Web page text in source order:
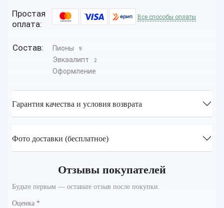
Простая
оплата:
Все способы оплаты
Состав: Пионы 9
Эвкаалипт 2
Оформление
Гарантия качества и условия возврата
Фото доставки (бесплатное)
Отзывы покупателей
Будьте первым — оставьте отзыв после покупки.
Оценка *